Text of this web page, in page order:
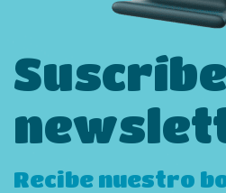
Recibe nuestro